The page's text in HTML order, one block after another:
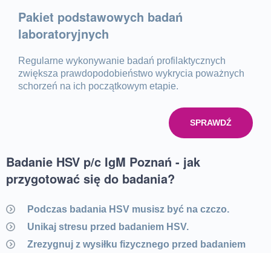
Pakiet podstawowych badań
laboratoryjnych
Regularne wykonywanie badań profilaktycznych
zwiększa prawdopodobieństwo wykrycia poważnych
schorzeń na ich początkowym etapie.
SPRAWDŹ
Badanie HSV p/c IgM Poznań - jak
przygotować się do badania?
Podczas badania HSV musisz być na czczo.
Unikaj stresu przed badaniem HSV.
Zrezygnuj z wysiłku fizycznego przed badaniem